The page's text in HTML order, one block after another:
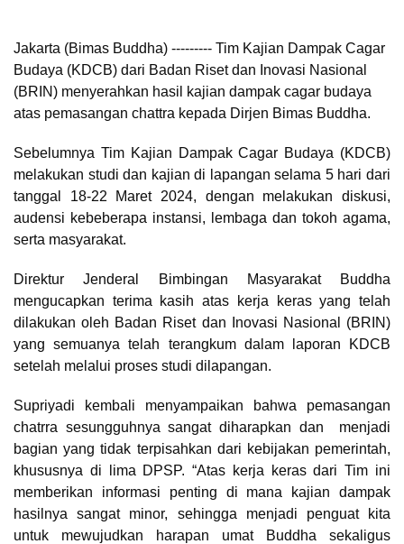
Jakarta (Bimas Buddha) --------- Tim Kajian Dampak Cagar
Budaya (KDCB) dari Badan Riset dan Inovasi Nasional
(BRIN) menyerahkan hasil kajian dampak cagar budaya
atas pemasangan chattra kepada Dirjen Bimas Buddha.
Sebelumnya Tim Kajian Dampak Cagar Budaya (KDCB)
melakukan studi dan kajian di lapangan selama 5 hari dari
tanggal 18-22 Maret 2024, dengan melakukan diskusi,
audensi kebeberapa instansi, lembaga dan tokoh agama,
serta masyarakat.
Direktur Jenderal Bimbingan Masyarakat Buddha
mengucapkan terima kasih atas kerja keras yang telah
dilakukan oleh Badan Riset dan Inovasi Nasional (BRIN)
yang semuanya telah terangkum dalam laporan KDCB
setelah melalui proses studi dilapangan.
Supriyadi kembali menyampaikan bahwa pemasangan
chatrra sesungguhnya sangat diharapkan dan menjadi
bagian yang tidak terpisahkan dari kebijakan pemerintah,
khususnya di lima DPSP. “Atas kerja keras dari Tim ini
memberikan informasi penting di mana kajian dampak
hasilnya sangat minor, sehingga menjadi penguat kita
untuk mewujudkan harapan umat Buddha sekaligus